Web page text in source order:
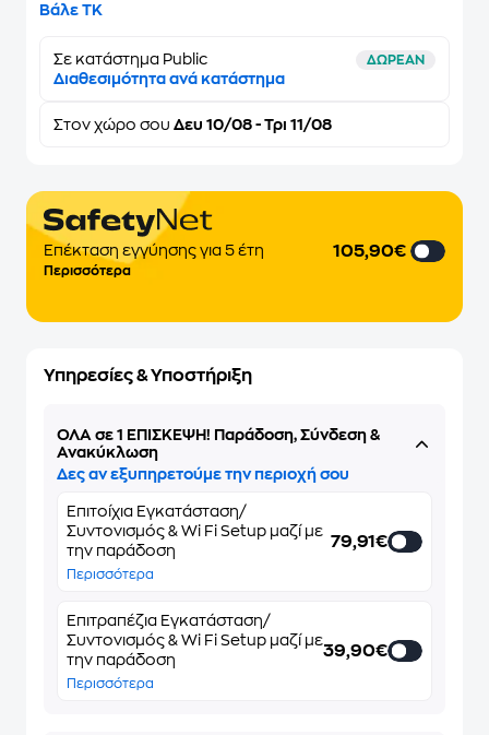
Βάλε ΤΚ
Σε κατάστημα Public ΔΩΡΕΑΝ
Διαθεσιμότητα ανά κατάστημα
Στον χώρο σου Δευ 10/08 - Τρι 11/08
Eπέκταση εγγύησης για 5 έτη
Περισσότερα
105,90€
Υπηρεσίες & Υποστήριξη
ΌΛΑ σε 1 ΕΠΙΣΚΕΨΗ! Παράδοση, Σύνδεση &
Ανακύκλωση
Δες αν εξυπηρετούμε την περιοχή σου
Επιτοίχια Εγκατάσταση/
Συντονισμός & Wi Fi Setup μαζί με
την παράδοση
Περισσότερα
79,91€
Επιτραπέζια Εγκατάσταση/
Συντονισμός & Wi Fi Setup μαζί με
την παράδοση
Περισσότερα
39,90€